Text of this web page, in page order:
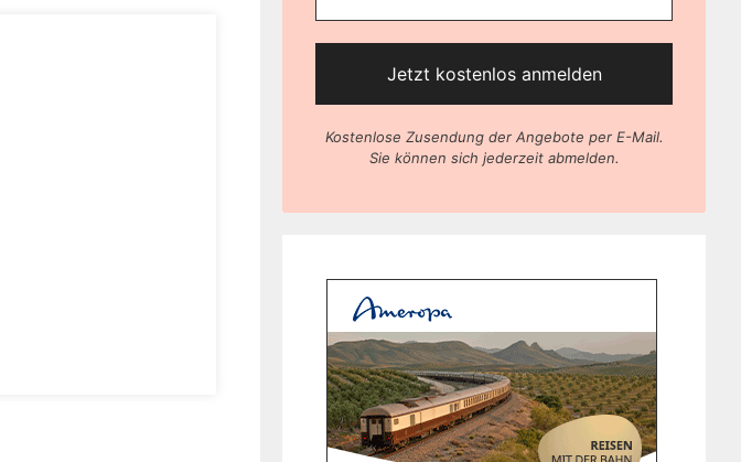
Kostenlose Zusendung der Angebote per E-Mail.
Sie können sich jederzeit abmelden.